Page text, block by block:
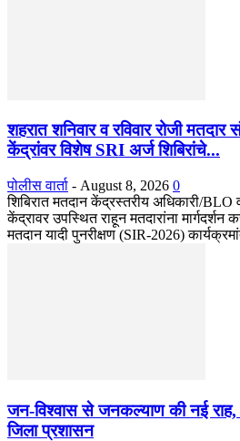
शहरात शनिवार व रविवार रोजी मतदार
केंद्रांवर विशेष SRI अर्ज शिबिरांचे...
पोलीस वार्ता - August 8, 2026 0
शिबिरात मतदान केंद्रस्तरीय अधिकारी/BLO
केंद्रावर उपस्थित राहून मतदारांना मार्गदर्शन
मतदान यादी पुनरीक्षण (SIR-2026)
जन-विश्वास से जनकल्याण की नई राह,
जिला प्रशासन